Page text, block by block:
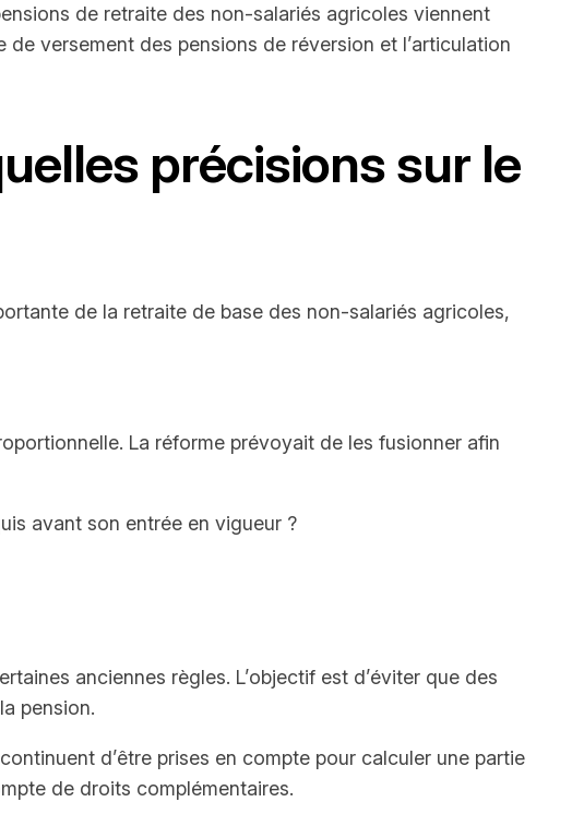
de retraite des non-salariés agricoles viennent
versement des pensions de réversion et l’articulation
précisions sur le
de la retraite de base des non-salariés agricoles,
La réforme prévoyait de les fusionner afin
avant son entrée en vigueur ?
anciennes règles. L’objectif est d’éviter que des
pension.
d’être prises en compte pour calculer une partie
de droits complémentaires.